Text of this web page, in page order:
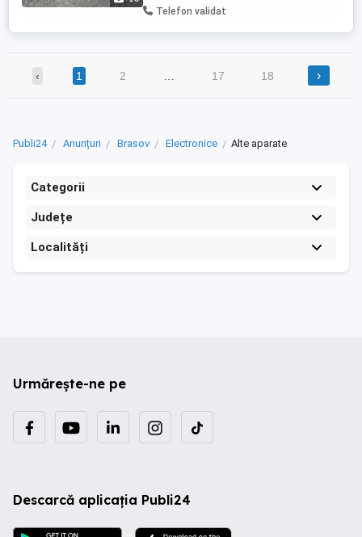
Telefon validat
‹ 1 2 17 18 ›
Publi24 Anunțuri Brasov Electronice Alte aparate
Categorii
Județe
Localități
Urmărește-ne pe
Descarcă aplicația Publi24